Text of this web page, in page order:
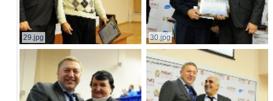
29.jpg 30.jpg